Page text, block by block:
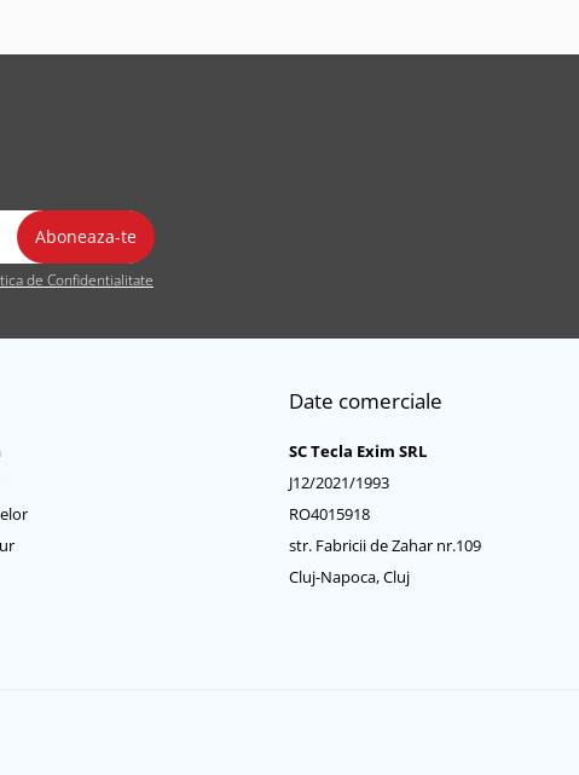
de Confidentialitate
Date comerciale
SC Tecla Exim SRL
J12/2021/1993
RO4015918
str. Fabricii de Zahar nr.109
Cluj-Napoca, Cluj